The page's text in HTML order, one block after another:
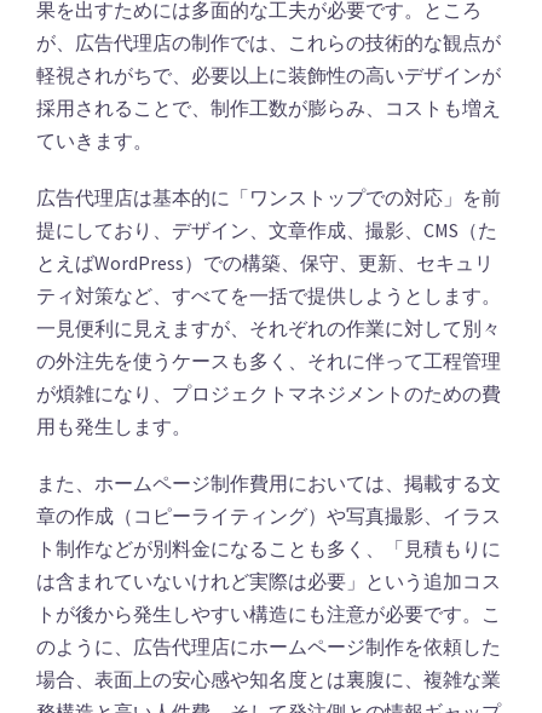
果を出すためには多面的な工夫が必要です。ところ
が、広告代理店の制作では、これらの技術的な観点が
軽視されがちで、必要以上に装飾性の高いデザインが
採用されることで、制作工数が膨らみ、コストも増え
ていきます。
広告代理店は基本的に「ワンストップでの対応」を前
提にしており、デザイン、文章作成、撮影、CMS（た
とえばWordPress）での構築、保守、更新、セキュリ
ティ対策など、すべてを一括で提供しようとします。
一見便利に見えますが、それぞれの作業に対して別々
の外注先を使うケースも多く、それに伴って工程管理
が煩雑になり、プロジェクトマネジメントのための費
用も発生します。
また、ホームページ制作費用においては、掲載する文
章の作成（コピーライティング）や写真撮影、イラス
ト制作などが別料金になることも多く、「見積もりに
は含まれていないけれど実際は必要」という追加コス
トが後から発生しやすい構造にも注意が必要です。こ
のように、広告代理店にホームページ制作を依頼した
場合、表面上の安心感や知名度とは裏腹に、複雑な業